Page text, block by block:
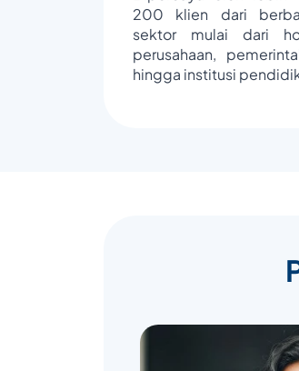
200 klien dari
sektor mulai dari
perusahaan,
hingga institusi